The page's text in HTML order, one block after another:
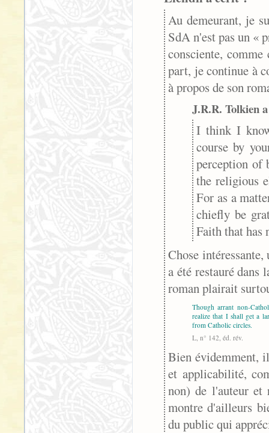
Au demeurant, je
SdA n'est pas un «
consciente,
part, je continue à
à propos de son
J.R.R. Tolkien
I think I
course by
perception of
the religious
For as a
chiefly be
Faith that has
Chose
a été restauré
roman plairait
Though arrant non-
realize that I shall get a
from Catholic circles.
L, n° 142, éd. rév.
Bien évidemment,
et applicabilité,
non) de l'auteur et
montre d'ailleurs
du public qui